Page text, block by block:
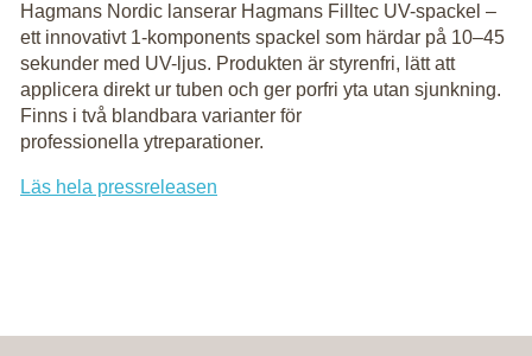
Hagmans Nordic lanserar Hagmans Filltec UV-spackel –
ett innovativt 1-komponents spackel som härdar på 10–45
sekunder med UV-ljus. Produkten är styrenfri, lätt att
applicera direkt ur tuben och ger porfri yta utan sjunkning.
Finns i två blandbara varianter för
professionella ytreparationer.
Läs hela pressreleasen